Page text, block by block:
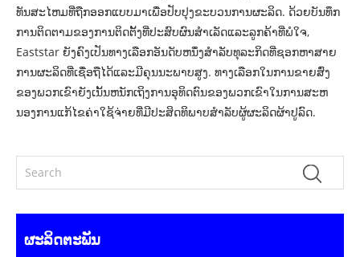
ທັນສະໄຫມທີ່ຖືກອອກແບບມາເພື່ອປັບປຸງຂະບວນການຜະລິດ. ດ້ວຍບັນທຶກ
ການຕິດຕາມຂອງການຕິດຕັ້ງທີ່ປະສົບຜົນສໍາເລັດແລະລູກຄ້າທີ່ພໍໃຈ,
Eaststar ຍັງຄົງເປັນທາງເລືອກອັນດັບຫນຶ່ງສໍາລັບທຸລະກິດທີ່ຊອກຫາສາຍ
ການຜະລິດທີ່ເຊື່ອຖືໄດ້ແລະມີຄຸນນະພາບສູງ. ທາງເລືອກໃນການຂາຍສົ່ງ
ຂອງພວກເຂົາຍັງເນັ້ນຫນັກເຖິງການອຸທິດຕົນຂອງພວກເຂົາໃນການສະຫ
ນອງການແກ້ໄຂຄ່າໃຊ້ຈ່າຍທີ່ມີປະສິດທິພາບສໍາລັບຜູ້ຜະລິດຜ້າປູລົດ.
ຜະລິດຕະພັນ